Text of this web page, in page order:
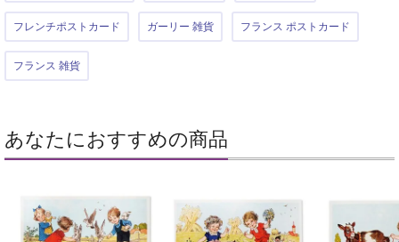
フレンチポストカード ガーリー 雑貨 フランス ポストカード
フランス 雑貨
あなたにおすすめの商品